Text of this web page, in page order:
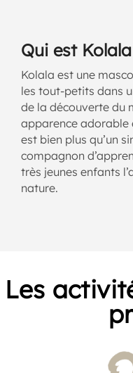
Qui est
Kolala est une
les tout-petits dans
de la découverte du
apparence adorable
est bien plus qu’un
compagnon
très jeunes enfants
nature.
Les